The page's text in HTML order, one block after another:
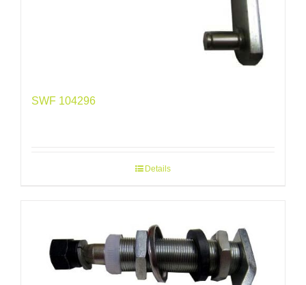
SWF 104296
Details